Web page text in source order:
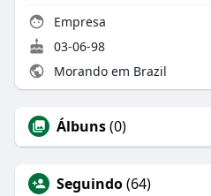
Empresa
03-06-98
Morando em Brazil
Álbuns(0)
Seguindo(64)